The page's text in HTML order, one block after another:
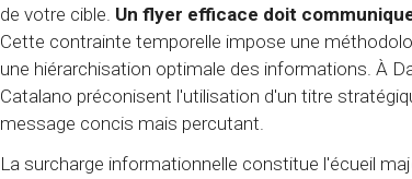
de votre cible. Un flyer efficace doit
Cette contrainte temporelle impose une
une hiérarchisation optimale des informations. À
Catalano préconisent l'utilisation d'un titre
message concis mais percutant.
La surcharge informationnelle constitue l'écueil